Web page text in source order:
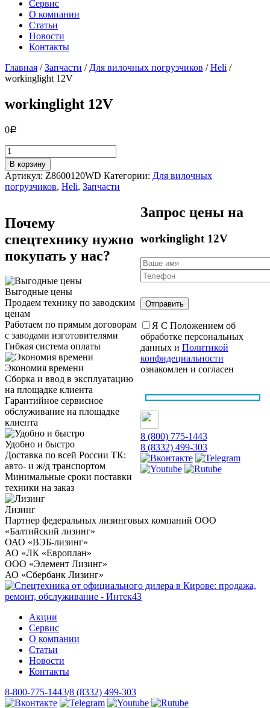
Сервис
О компании
Статьи
Новости
Контакты
Главная /Запчасти / Для вилочных погрузчиков /Heli /
workinglight 12V
workinglight 12V
0Р
Количество
товара
workinglight
12V
В корзину
Артикул: Z8600120WD Категории: Для вилочных
погрузчиков, Heli, Запчасти
Запрос цены на
workinglight 12V
Я С Положением об
обработке персональных
данных и Политикой
конфидециальности
ознакомлен и согласен
8 (800) 775-1443
8 (8332) 499-303
Почему
спецтехнику нужно
покупать у нас?
Выгодные цены
Продаем технику по заводским
ценам
Работаем по прямым договорам
с заводами изготовителями
Гибкая система оплаты
Экономия времени
Сборка и ввод в эксплуатацию
на площадке клиента
Гарантийное сервисное
обслуживание на площадке
клиента
Удобно и быстро
Доставка по всей России ТК:
авто- и ж/д транспортом
Минимальные сроки поставки
техники на заказ
Лизинг
Партнер федеральных лизинговых компаний ООО
«Балтийский лизинг»
ОАО «ВЭБ-лизинг»
АО «ЛК «Европлан»
ООО «Элемент Лизинг»
АО «Сбербанк Лизинг»
Акции
Сервис
О компании
Статьи
Новости
Контакты
8-800-775-1443/8 (8332) 499-303